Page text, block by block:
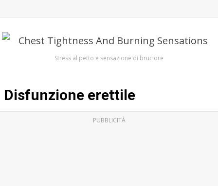
Stress al petto e sensazione di bruciore
Disfunzione erettile
PUBBLICITÀ